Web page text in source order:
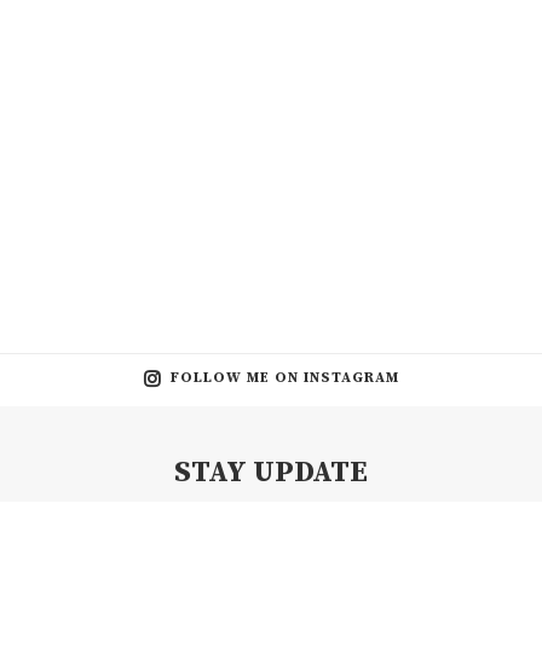
FOLLOW ME ON INSTAGRAM
STAY UPDATE